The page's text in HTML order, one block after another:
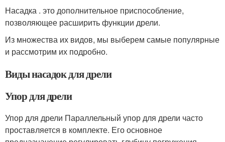
Насадка . это дополнительное приспособление,
позволяющее расширить функции дрели.
Из множества их видов, мы выберем самые популярные
и рассмотрим их подробно.
Виды насадок для дрели
Упор для дрели
Упор для дрели Параллельный упор для дрели часто
проставляется в комплекте. Его основное